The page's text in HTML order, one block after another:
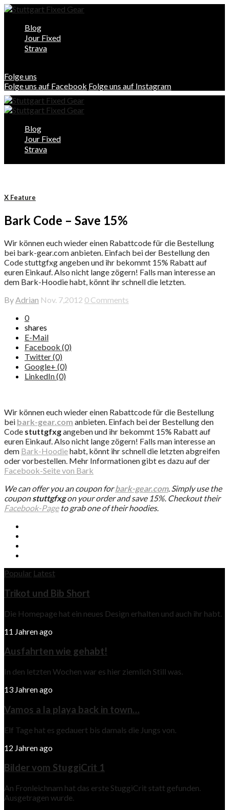
Blog
Jour Fixed
Strava
Folge uns
Folge uns auf Facebook Folge uns auf Instagram
Blog
Jour Fixed
Strava
X Feature
Bark Code – Save 15%
Wir können euch wieder einen Rabattcode für die Bestellung
bei bark-gear.com anbieten. Einfach bei der Bestellung den
Code stuttgfxg angeben und ihr bekommt 15% Rabatt auf
euren Einkauf. Also nicht lange zögern! Falls man interesse an
dem Bark-Hoodie habt, könnt ihr schnell die letzten.
ByAdrian Nov. 7,2012 0 Comments
0
shares
E-Mail
Facebook (0)
Twitter (0)
Google+ (0)
LinkedIn (0)
Wir können euch wieder einen Rabattcode für die Bestellung
bei bark-gear.com anbieten. Einfach bei der Bestellung den
Code stuttgfxgangeben und ihr bekommt 15% Rabatt auf
euren Einkauf. Also nicht lange zögern! Falls man interesse an
dem Bark-Hoodiehabt, könnt ihr schnell die letzten abgreifen
oder vorbestellen. Mehr Informationen gibt es dazu auf der
Facebook-Seite von Bark
We can offer you an coupon forbark-gear.com. Simply use the
couponstuttgfxgon your order and save 15%. Checkout their
Facebook-Pageto grab one of their hoodies.
Popular Latest
Trikot und Bib Short
Die Homepage hat ein neues Design erhalten und auch ihr habt.
11 Jahren ago
Ausfahrten wie gehabt!
In den letzten Wochen war es hier ziemlich Still was.
13 Jahren ago
Vamos a la playa back in town…
Elf Tage hat es gedauert bis damals die Jungs von.
12 Jahren ago
Bilder vom StuggiCrit 1
An Fronleichnam hat das erste StuggiCrit statt gefunden.
Ausgetragen wurde.